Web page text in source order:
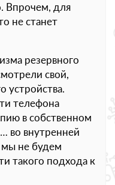
Впрочем, для
не станет
резервного
свой,
устройства.
телефона
в собственном
во внутренней
не будем
такого подхода к